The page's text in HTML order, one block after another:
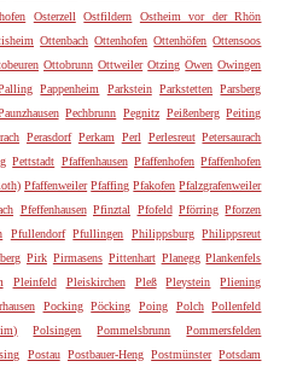
Osterzell Ostfildern
Ostheim vor der Rhön
Ottenbach Ottenhofen Ottenhöfen Ottensoos
Ottobrunn Ottweiler Otzing Owen Owingen
Pappenheim Parkstein Parkstetten Parsberg
Pechbrunn Pegnitz Peißenberg Peiting
Perasdorf Perkam Perl Perlesreut Petersaurach
Pettstadt Pfaffenhausen Pfaffenhofen Pfaffenhofen
Pfaffenweiler Pfaffing Pfakofen Pfalzgrafenweiler
Pfeffenhausen Pfinztal Pfofeld Pförring Pforzen
Pfullendorf Pfullingen Philippsburg Philippsreut
Pirk Pirmasens Pittenhart Planegg Plankenfels
Pleinfeld Pleiskirchen Pleß Pleystein
Pliening
Pocking Pöcking Poing Polch
Pollenfeld
Polsingen Pommelsbrunn
Pommersfelden
Postau Postbauer-Heng Postmünster Potsdam